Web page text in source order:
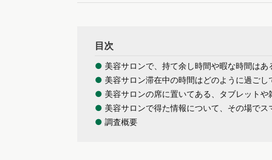
目次
● 美容サロンで、持て余し時間や暇な時間はあ
● 美容サロン滞在中の時間はどのように過ごし
● 美容サロンの席に置いてある、タブレット
● 美容サロンで得た情報について、その場で
● 調査概要